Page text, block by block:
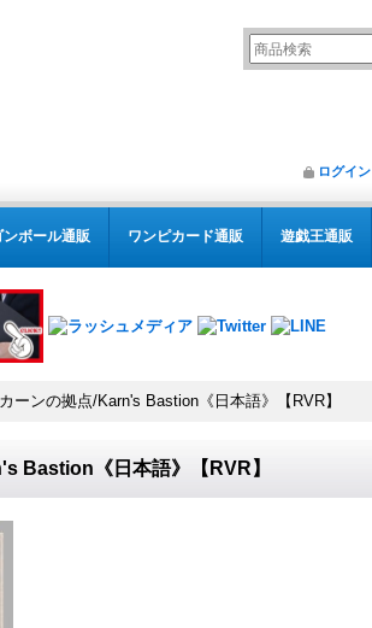
ログイン
ンボール通販 ワンピカード通販 遊戯王通販
ーンの拠点/Karn's Bastion《日本語》【RVR】
Bastion《日本語》【RVR】